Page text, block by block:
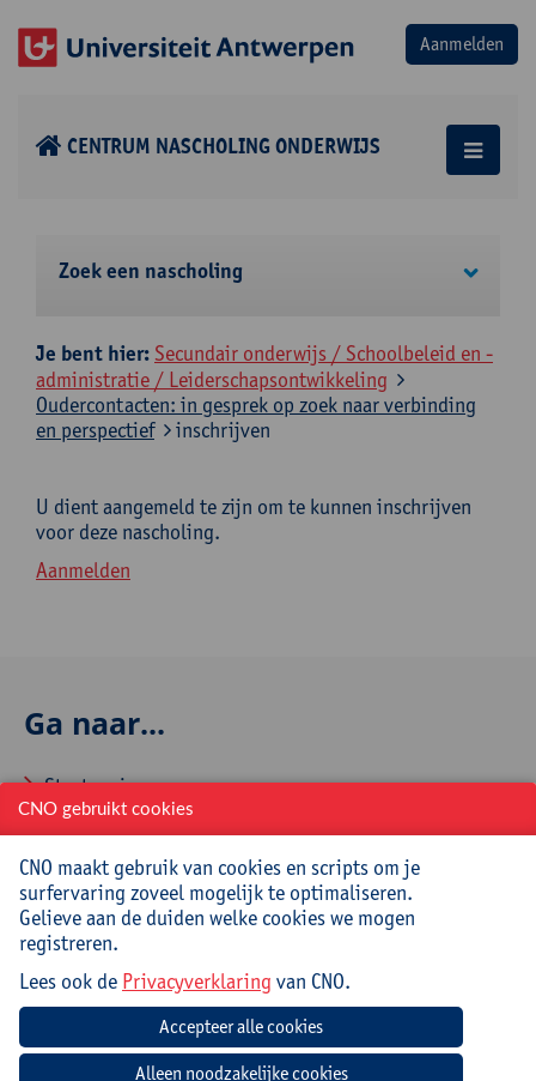
CENTRUM NASCHOLING ONDERWIJS
Zoek een nascholing
Je bent hier: Secundair onderwijs / Schoolbeleid en -
administratie / Leiderschapsontwikkeling
Oudercontacten: in gesprek op zoek naar verbinding
en perspectief
inschrijven
U dient aangemeld te zijn om te kunnen inschrijven
voor deze nascholing.
Aanmelden
Ga naar...
Startpagina
Over CNO
Contacteer CNO
Veelgestelde vragen
Hoe aanmelden en inschrijven via CNOweb?
Hoe een evaluatieformulier invullen?
CNO gebruikt cookies
CNO maakt gebruik van cookies en scripts om je
surfervaring zoveel mogelijk te optimaliseren.
Gelieve aan de duiden welke cookies we mogen
registreren.
Lees ook de Privacyverklaring van CNO.